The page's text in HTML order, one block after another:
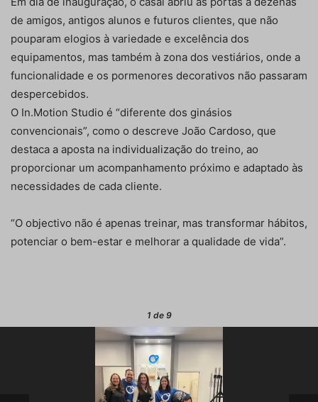
de amigos, antigos alunos e futuros clientes, que não
pouparam elogios à variedade e excelência dos
equipamentos, mas também à zona dos vestiários, onde a
funcionalidade e os pormenores decorativos não passaram
despercebidos.
O In.Motion Studio é “diferente dos ginásios
convencionais”, como o descreve João Cardoso, que
destaca a aposta na individualização do treino, ao
proporcionar um acompanhamento próximo e adaptado às
necessidades de cada cliente.
“O objectivo não é apenas treinar, mas transformar hábitos,
potenciar o bem-estar e melhorar a qualidade de vida”.
1 de 9